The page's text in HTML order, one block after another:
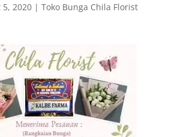
5, 2020| Toko Bunga Chila Florist